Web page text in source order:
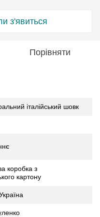
з'явиться
Порівняти
італійський шовк
коробка з
картону